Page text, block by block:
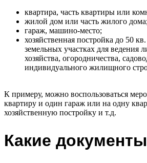
квартира, часть квартиры или
жилой дом или часть жилого дома;
гараж, машино-место;
хозяйственная постройка до 50
земельных участках для ведения
хозяйства, огородничества,
индивидуального жилищного
К примеру, можно воспользоваться
квартиру и один гараж или на одну
хозяйственную постройку и т.д.
Какие